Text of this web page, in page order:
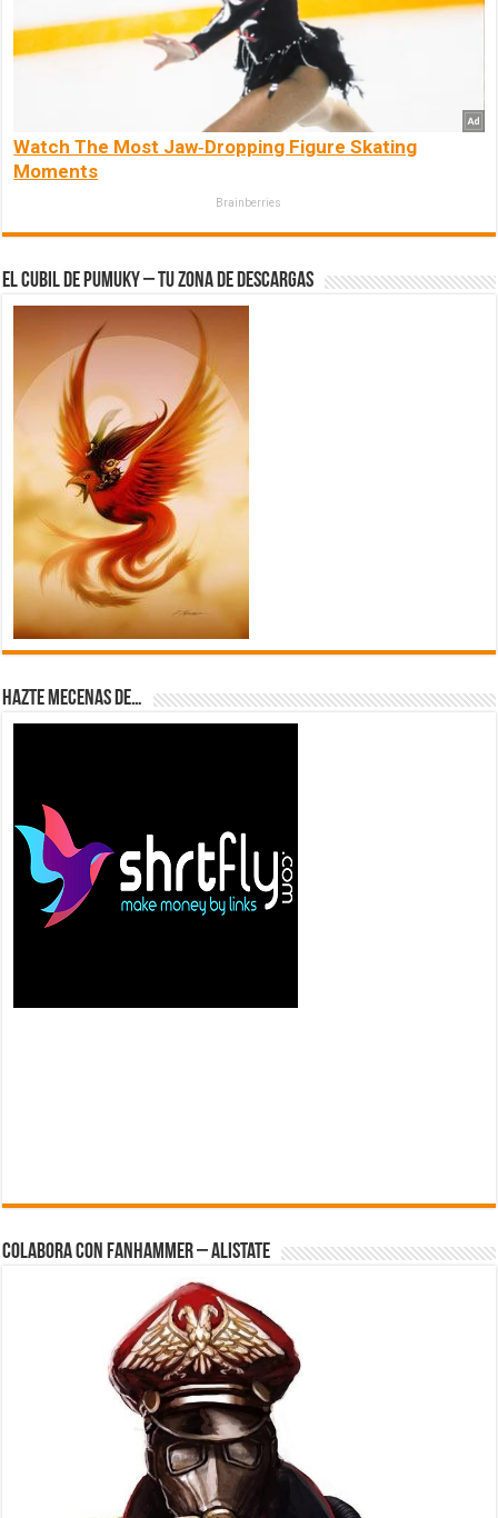
Watch The Most Jaw‑Dropping Figure Skating
Moments
Brainberries
El Cubil de Pumuky – Tu zona de Descargas
Hazte Mecenas de…
Colabora con FanHammer – Alistate